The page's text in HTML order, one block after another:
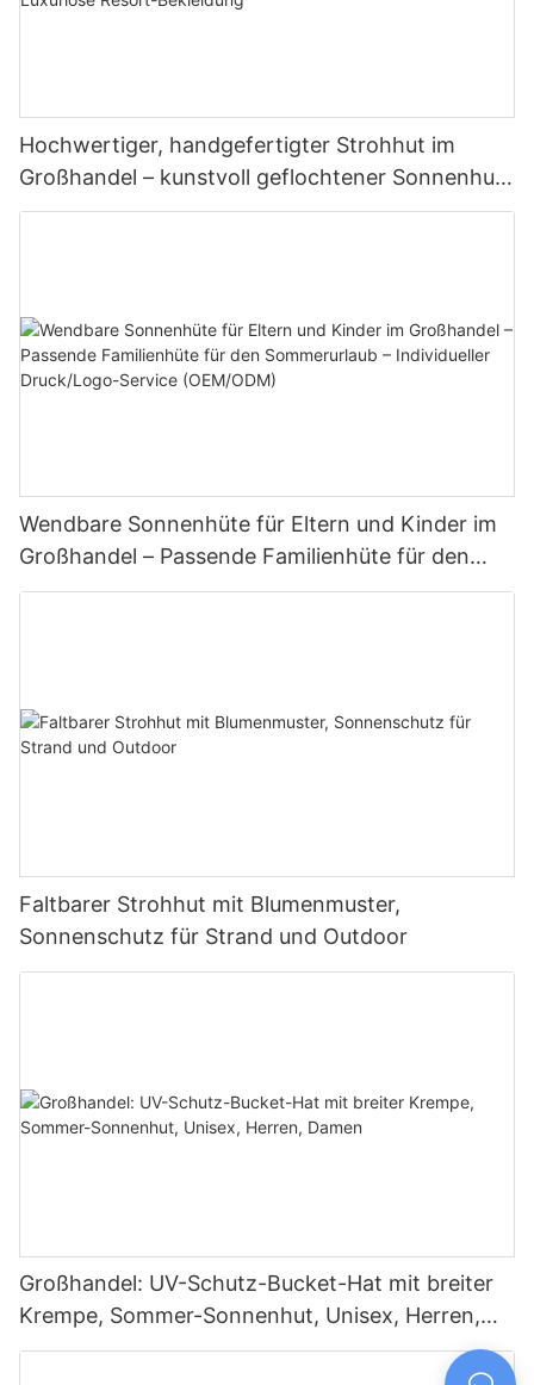
Hochwertiger, handgefertigter Strohhut im
Großhandel – kunstvoll geflochtener Sonnenhut
aus Raffia für Damen – Luxuriöse Resort-
Wendbare Sonnenhüte für Eltern und Kinder im
Großhandel – Passende Familienhüte für den
Sommerurlaub – Individueller Druck/Logo-
Faltbarer Strohhut mit Blumenmuster,
Sonnenschutz für Strand und Outdoor
Großhandel: UV-Schutz-Bucket-Hat mit breiter
Krempe, Sommer-Sonnenhut, Unisex, Herren,
Damen